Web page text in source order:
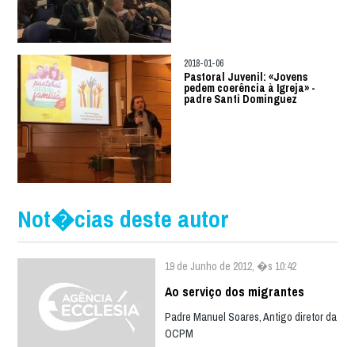
2018-01-06
Pastoral Juvenil: «Jovens
pedem coerência à Igreja» -
padre Santi Dominguez
Not�cias deste autor
19 de Junho de 2012, �s 10:42
Ao serviço dos migrantes
Padre Manuel Soares, Antigo diretor da
OCPM